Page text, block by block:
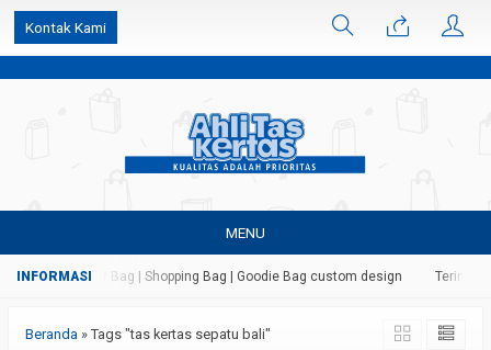
k6Ghe9jF9rmtx91MrSV7BIpW27id0SMW1kLEoe8rM2U
Kontak Kami
MENU
Kertas | Paper Bag | Shopping Bag | Goodie Bag custom design Terima
Beranda » Tags "tas kertas sepatu bali"